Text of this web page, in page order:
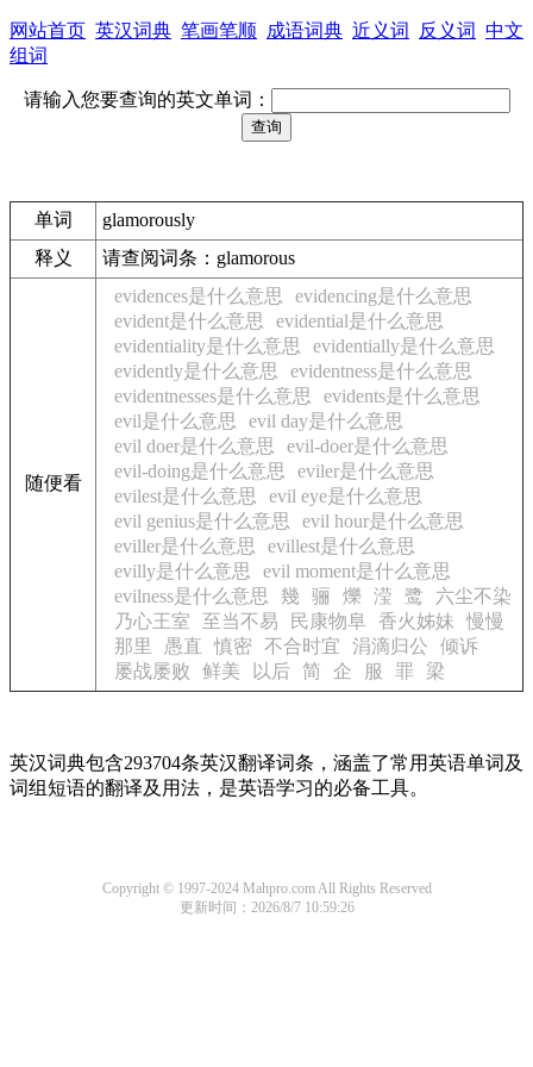
网站首页 英汉词典 笔画笔顺 成语词典 近义词 反义词 中文
组词
请输入您要查询的英文单词：
单词
glamorously
释义
请查阅词条：glamorous
随便看
evidences是什么意思
evidencing是什么意思
evident是什么意思
evidential是什么意思
evidentiality是什么意思
evidentially是什么意思
evidently是什么意思
evidentness是什么意思
evidentnesses是什么意思
evidents是什么意思
evil是什么意思
evil day是什么意思
evil doer是什么意思
evil-doer是什么意思
evil-doing是什么意思
eviler是什么意思
evilest是什么意思
evil eye是什么意思
evil genius是什么意思
evil hour是什么意思
eviller是什么意思
evillest是什么意思
evilly是什么意思
evil moment是什么意思
evilness是什么意思
幾 骊 爍 滢 鹭
六尘不染
乃心王室
至当不易 民康物阜 香火姊妹
慢慢
那里
愚直 慎密 不合时宜 涓滴归公
倾诉
屡战屡败
鲜美 以后 简 企 服 罪 梁
英汉词典包含293704条英汉翻译词条，涵盖了常用英语单词及
词组短语的翻译及用法，是英语学习的必备工具。
Copyright © 1997-2024 Mahpro.com All Rights Reserved
更新时间：2026/8/7 10:59:26